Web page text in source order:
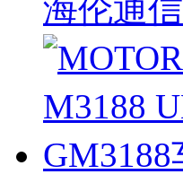
海伦通信